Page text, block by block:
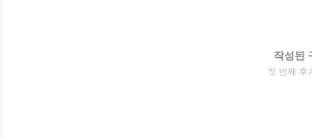
작성된
첫 번째 후